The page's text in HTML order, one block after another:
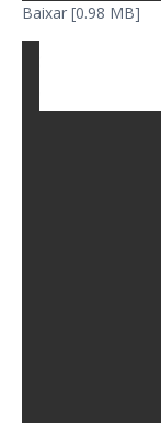
Baixar [0.98 MB]